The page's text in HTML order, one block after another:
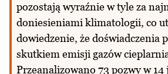
pozostają wyraźnie w tyle za
doniesieniami klimatologii, co
dowiedzenie, że doświadczenia
skutkiem emisji gazów
Przeanalizowano 73 pozwy w